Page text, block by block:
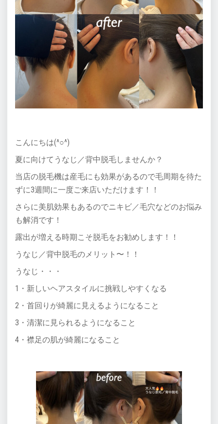
こんにちは(^○^)
夏に向けてうなじ／背中脱毛しませんか？
当店の脱毛機は産毛にも効果があるので毛周期を待た
ずに3週間に一度ご来店いただけます！！
さらに美肌効果もあるのでニキビ／毛穴などのお悩み
も解消です！
露出が増える時期こそ脱毛をお勧めします！！
うなじ／背中脱毛のメリット〜！！
うなじ・・・
1・新しいヘアスタイルに挑戦しやすくなる
2・首回りが綺麗に見えるようになること
3・清潔に見られるようになること
4・襟足の肌が綺麗になること